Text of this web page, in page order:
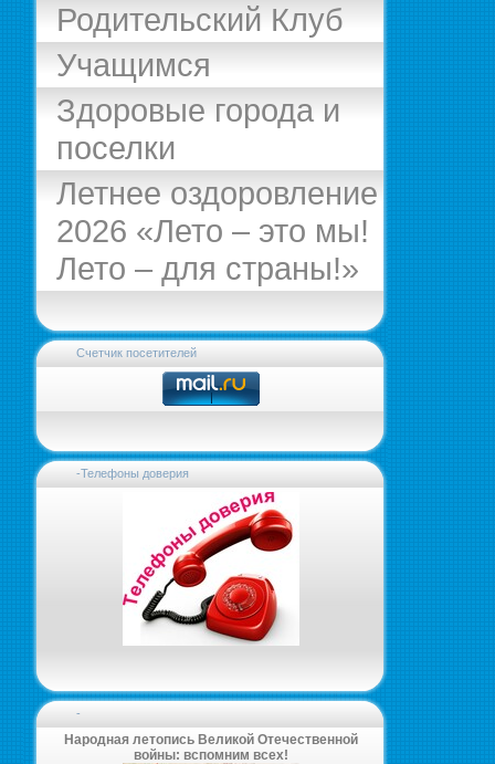
Родительский Клуб
Учащимся
Здоровые города и
поселки
Летнее оздоровление
2026 «Лето – это мы!
Лето – для страны!»
Счетчик посетителей
-Телефоны доверия
-
Народная летопись Великой Отечественной
войны: вспомним всех!